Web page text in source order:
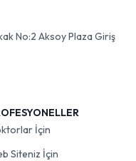
No:2 Aksoy Plaza Giriş
İçin
Siteniz İçin